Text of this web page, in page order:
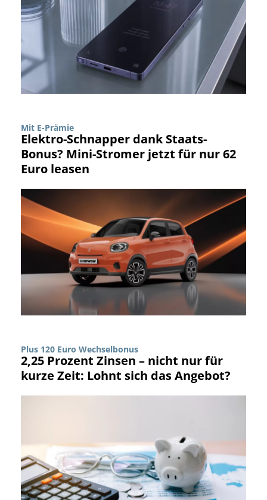
Mit E-Prämie
Elektro-Schnapper dank Staats-
Bonus? Mini-Stromer jetzt für nur 62
Euro leasen
Plus 120 Euro Wechselbonus
2,25 Prozent Zinsen – nicht nur für
kurze Zeit: Lohnt sich das Angebot?